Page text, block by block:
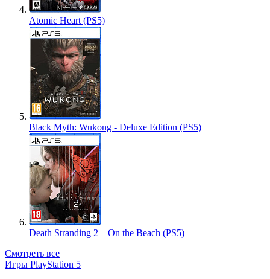
Atomic Heart (PS5)
Black Myth: Wukong - Deluxe Edition (PS5)
Death Stranding 2 – On the Beach (PS5)
Смотреть все
Игры PlayStation 5